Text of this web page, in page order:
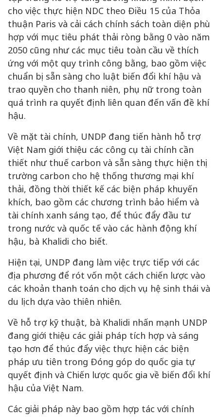
cho việc thực hiện NDC theo Điều 15 của Thỏa
thuận Paris và cải cách chính sách toàn diện phù
hợp với mục tiêu phát thải ròng bằng 0 vào năm
2050 cũng như các mục tiêu toàn cầu về thích
ứng với một quy trình công bằng, bao gồm việc
chuẩn bị sẵn sàng cho luật biến đổi khí hậu và
trao quyền cho thanh niên, phụ nữ trong toàn
quá trình ra quyết định liên quan đến vấn đề khí
hậu.
Về mặt tài chính, UNDP đang tiến hành hỗ trợ
Việt Nam giới thiệu các công cụ tài chính cần
thiết như thuế carbon và sẵn sàng thực hiện thị
trường carbon cho hệ thống thương mại khí
thải, đồng thời thiết kế các biện pháp khuyến
khích, bao gồm các chương trình bảo hiểm và
tài chính xanh sáng tạo, để thúc đẩy đầu tư
trong nước và quốc tế vào các hành động khí
hậu, bà Khalidi cho biết.
Hiện tại, UNDP đang làm việc trực tiếp với các
địa phương để rót vốn một cách chiến lược vào
các khoản thanh toán cho dịch vụ hệ sinh thái và
du lịch dựa vào thiên nhiên.
Về hỗ trợ kỹ thuật, bà Khalidi nhấn mạnh UNDP
đang giới thiệu các giải pháp tích hợp và sáng
tạo hơn để thúc đẩy việc thực hiện các biện
pháp ưu tiên trong Đóng góp do quốc gia tự
quyết định và Chiến lược quốc gia về biến đổi khí
hậu của Việt Nam.
Các giải pháp này bao gồm hợp tác với chính